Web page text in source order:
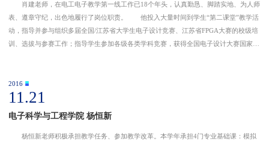
肖建老师，在电工电子教学第一线工作已18个年头，认真勤恳、脚踏实地、为人师
表、遵章守纪，出色地履行了岗位职责。 他投入大量时间到学生“第二课堂”教学活
动，指导并参与组织多届全国/江苏省大学生电子设计竞赛、江苏省FPGA大赛的校级培
训、选拔与参赛工作；指导学生参加各级各类学科竞赛，获得全国电子设计大赛国家级
2016
11.21
电子科学与工程学院 杨恒新
杨恒新老师积极承担教学任务、参加教学改革。本学年承担4门专业基础课：模拟